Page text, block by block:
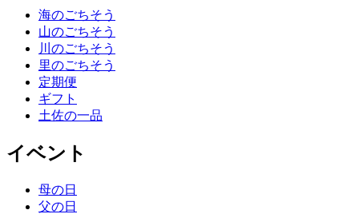
海のごちそう
山のごちそう
川のごちそう
里のごちそう
定期便
ギフト
土佐の一品
イベント
母の日
父の日